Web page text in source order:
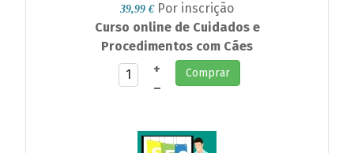
39,99 € Por inscrição
Curso online de Cuidados e
Procedimentos com Cães
+
–
Comprar